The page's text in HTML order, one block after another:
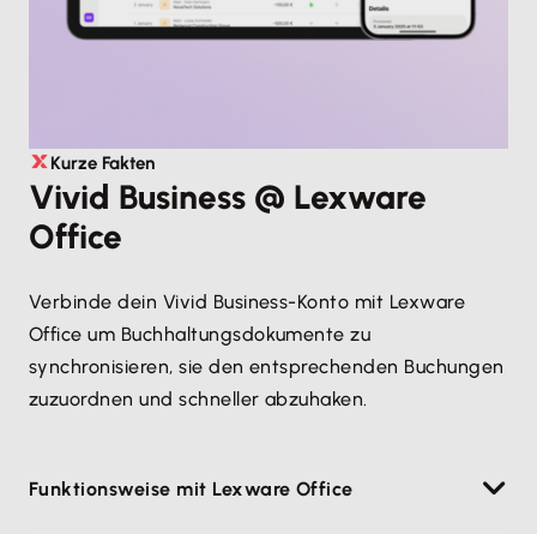
Kurze Fakten
Vivid Business @ Lexware
Office
Verbinde dein Vivid Business-Konto mit Lexware
Office um Buchhaltungsdokumente zu
synchronisieren, sie den entsprechenden Buchungen
zuzuordnen und schneller abzuhaken.
Funktionsweise mit Lexware Office